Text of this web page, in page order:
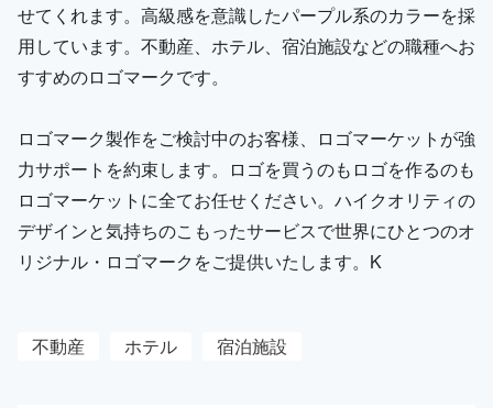
せてくれます。高級感を意識したパープル系のカラーを採
用しています。不動産、ホテル、宿泊施設などの職種へお
すすめのロゴマークです。
ロゴマーク製作をご検討中のお客様、ロゴマーケットが強
力サポートを約束します。ロゴを買うのもロゴを作るのも
ロゴマーケットに全てお任せください。ハイクオリティの
デザインと気持ちのこもったサービスで世界にひとつのオ
リジナル・ロゴマークをご提供いたします。K
不動産 ホテル 宿泊施設